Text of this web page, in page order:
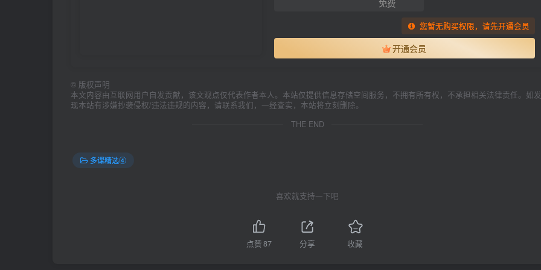
免费
您暂无购买权限，请先开通会员
开通会员
© 版权声明
本文内容由互联网用户自发贡献，该文观点仅代表作者本人。本站仅提供信息存储空间服务，不拥有所有权，不承担相关法律责任。如发
现本站有涉嫌抄袭侵权/违法违规的内容，请联系我们，一经查实，本站将立刻删除。
THE END
多课精选④
喜欢就支持一下吧
点赞87 分享 收藏